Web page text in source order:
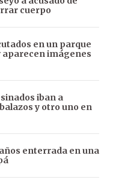
cuerpo
en un parque
aparecen imágenes
iban a
y otro uno en
enterrada en una